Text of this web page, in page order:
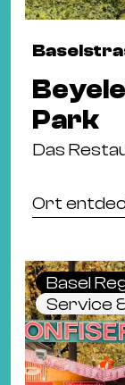
Park
Das
Ort
Basel
Service